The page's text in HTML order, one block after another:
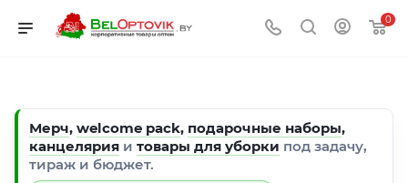
0
Мерч, welcome pack, подарочные наборы,
канцелярия и товары для уборки под задачу,
тираж и бюджет.